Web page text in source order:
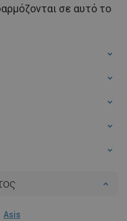
σε αυτό το
Asis